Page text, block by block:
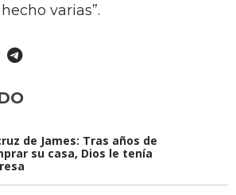
varias”.
de James: Tras años de
su casa, Dios le tenía